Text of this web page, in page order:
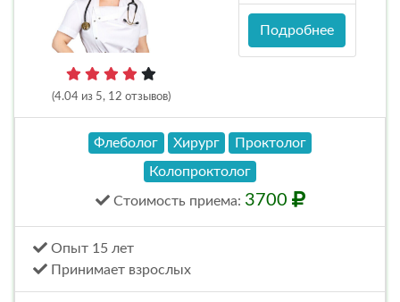
(4.04 из 5, 12 отзывов)
Подробнее
Флеболог Хирург
Проктолог
Колопроктолог
Стоимость приема: 3700
Опыт 15 лет
Принимает взрослых